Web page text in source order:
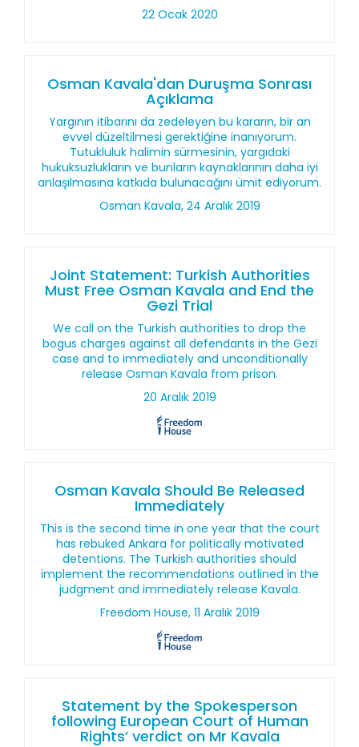
22 Ocak 2020
Osman Kavala'dan Duruşma Sonrası
Açıklama
Yargının itibarını da zedeleyen bu kararın, bir an
evvel düzeltilmesi gerektiğine inanıyorum.
Tutukluluk halimin sürmesinin, yargıdaki
hukuksuzlukların ve bunların kaynaklarının daha iyi
anlaşılmasına katkıda bulunacağını ümit ediyorum.
Osman Kavala, 24 Aralık 2019
Joint Statement: Turkish Authorities
Must Free Osman Kavala and End the
Gezi Trial
We call on the Turkish authorities to drop the
bogus charges against all defendants in the Gezi
case and to immediately and unconditionally
release Osman Kavala from prison.
20 Aralık 2019
Osman Kavala Should Be Released
Immediately
This is the second time in one year that the court
has rebuked Ankara for politically motivated
detentions. The Turkish authorities should
implement the recommendations outlined in the
judgment and immediately release Kavala.
Freedom House, 11 Aralık 2019
Statement by the Spokesperson
following European Court of Human
Rights’ verdict on Mr Kavala